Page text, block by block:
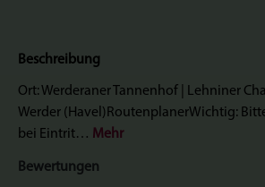
Beschreibung
Ort: Werderaner Tannenhof | Lehniner
Werder (Havel)RoutenplanerWichtig:
bei Eintrit… Mehr
Bewertungen